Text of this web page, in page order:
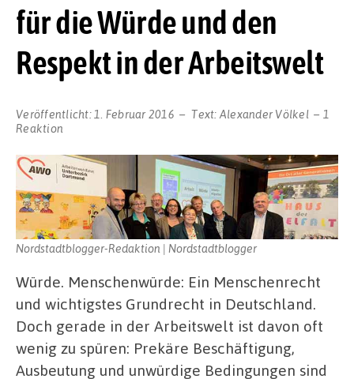
für die Würde und den
Respekt in der Arbeitswelt
Veröffentlicht: 1. Februar 2016 Text: Alexander Völkel
1
Reaktion
Nordstadtblogger-Redaktion | Nordstadtblogger
Würde. Menschenwürde: Ein Menschenrecht
und wichtigstes Grundrecht in Deutschland.
Doch gerade in der Arbeitswelt ist davon oft
wenig zu spüren: Prekäre Beschäftigung,
Ausbeutung und unwürdige Bedingungen sind